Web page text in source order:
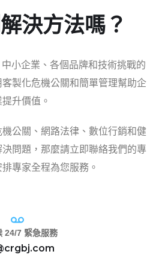
決方法嗎？
小企業、各個品牌和技術挑戰的
製化危機公關和簡單管理幫助企
提升價值。
公關、網路法律、數位行銷和健
問題，那麼請立即聯絡我們的專
專家全程為您服務。
24/7 緊急服務